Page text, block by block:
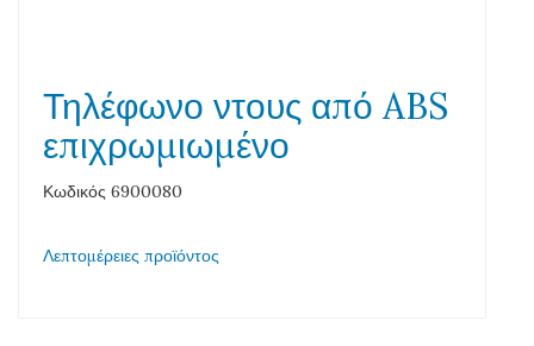
Τηλέφωνο ντους από ABS
επιχρωμιωμένο
Κωδικός 6900080
Λεπτομέρειες προϊόντος